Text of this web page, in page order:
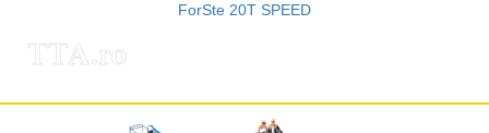
ForSte 20T SPEED